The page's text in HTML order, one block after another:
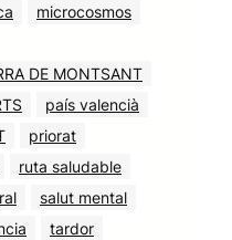
microcosmos
DE MONTSANT
país valencià
priorat
ruta saludable
salut mental
tardor